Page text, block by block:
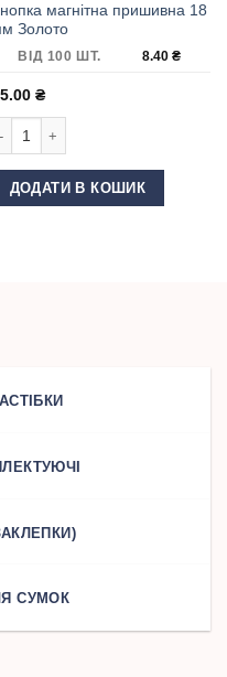
магнітна пришивна 18
Золото
ВІД 100 ШТ. 8.40 ₴
₴
ДОДАТИ В КОШИК
СУМОК